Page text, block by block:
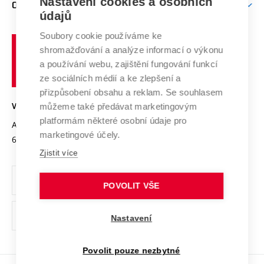
E-přihláška
Doktorské studium
Podpora podnikání
Systém zajišťování kvality výzkumu
Výzkumné infrastruktury
Transfer znalostí
Open Science
Projekty
Projekty ze strukturálních fondů
Specifický výzkum
Zahraniční spolupráce
Spolupráce se školami
Služby univerzity
Mezinárodní dohody
Univerzitní sítě
O UNIVERZITĚ
Profil univerzity
Udržitelná univerzita
Podnikavá univerzita / ContriBUTe
Bezpečná univerzita
Vyznamenání
Organizační struktura
Ochrana osobních údajů
odkaz)
učení
technické
VYSOKÉ UČENÍ TECHNICKÉ V BRNĚ
Antonínská 548/1
602 00 Brno
www.vut.cz
vut@vutbr.cz
údajů
Soubory cookie používáme ke
shromažďování a analýze informací o výkonu
a používání webu, zajištění fungování funkcí
ze sociálních médií a ke zlepšení a
přizpůsobení obsahu a reklam. Se souhlasem
můžeme také předávat marketingovým
platformám některé osobní údaje pro
marketingové účely.
Zjistit více
POVOLIT VŠE
Nastavení
Povolit pouze nezbytné